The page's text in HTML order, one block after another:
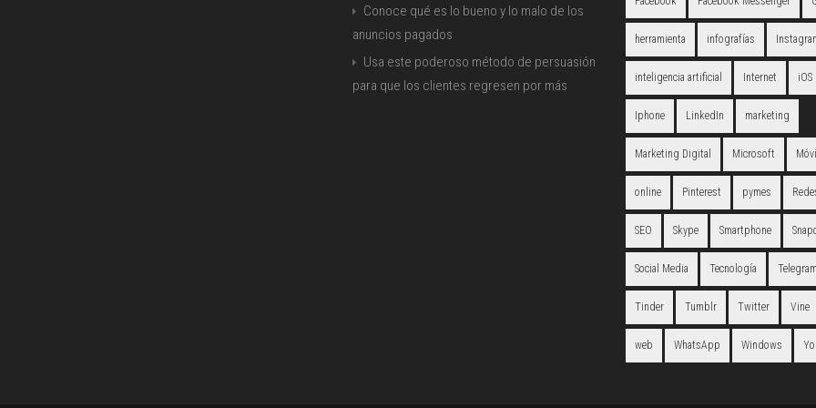
Conoce qué es lo bueno y lo malo de los
anuncios pagados
Usa este poderoso método de persuasión
para que los clientes regresen por más
herramienta infografías
inteligencia artificial Internet iOS
Iphone LinkedIn marketing
Marketing Digital Microsoft Móvil
online Pinterest pymes
SEO Skype Smartphone
Social Media Tecnología Telegram
Tinder Tumblr Twitter Vine
web WhatsApp Windows